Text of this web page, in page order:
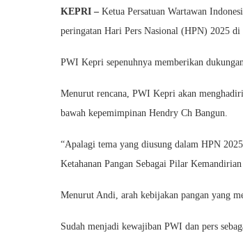
KEPRI – Ketua Persatuan Wartawan
peringatan Hari Pers Nasional (HPN) 2025
PWI Kepri sepenuhnya memberikan
Menurut rencana, PWI Kepri akan
bawah kepemimpinan Hendry Ch Bangun.
“Apalagi tema yang diusung dalam HPN
Ketahanan Pangan Sebagai Pilar
Menurut Andi, arah kebijakan pangan yang
Sudah menjadi kewajiban PWI dan pers